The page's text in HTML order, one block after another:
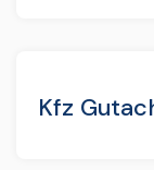
Kfz